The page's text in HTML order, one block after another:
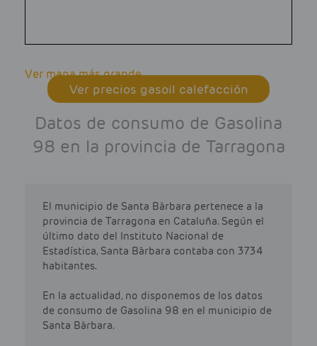
Ver mapa más grande
Ver precios gasoil calefacción
Datos de consumo de Gasolina
98 en la provincia de Tarragona
El municipio de Santa Bàrbara pertenece a la
provincia de Tarragona en Cataluña. Según el
último dato del Instituto Nacional de
Estadística, Santa Bàrbara contaba con 3734
habitantes.
En la actualidad, no disponemos de los datos
de consumo de Gasolina 98 en el municipio de
Santa Bàrbara.